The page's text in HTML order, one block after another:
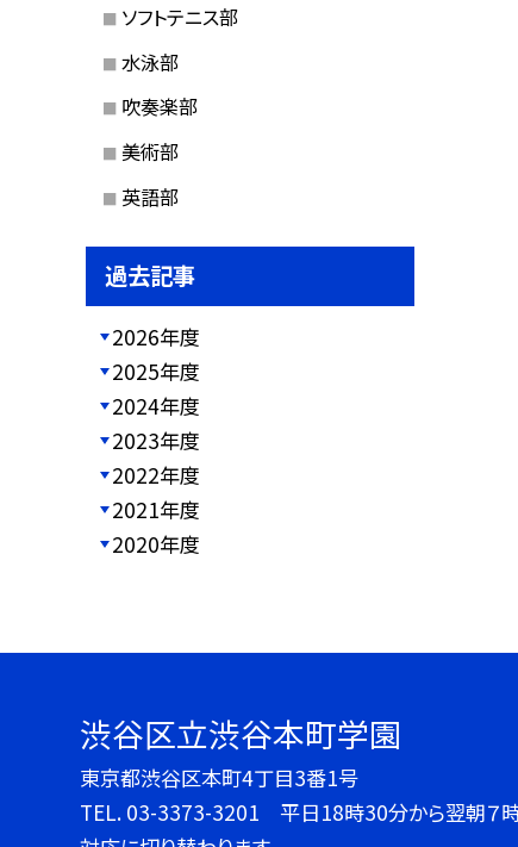
ソフトテニス部
水泳部
吹奏楽部
美術部
英語部
過去記事
2026年度
2025年度
2024年度
2023年度
2022年度
2021年度
2020年度
渋谷区立渋谷本町学園
東京都渋谷区本町4丁目3番1号
TEL. 03-3373-3201 平日18時30分から翌朝７時